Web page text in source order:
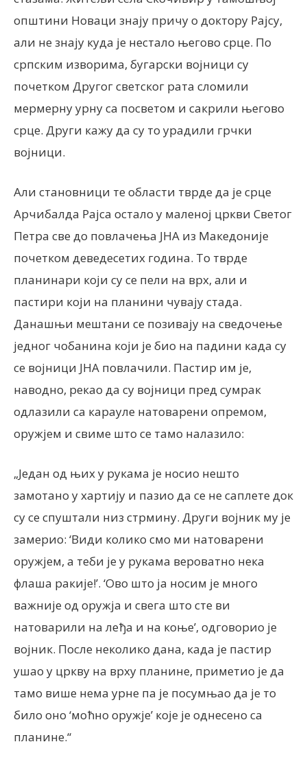
општини Новаци знају причу о доктору Рајсу,
али не знају куда је нестало његово срце. По
српским изворима, бугарски војници су
почетком Другог светског рата сломили
мермерну урну са посветом и сакрили његово
срце. Други кажу да су то урадили грчки
војници.
Али становници те области тврде да је срце
Арчибалда Рајса остало у маленој цркви Светог
Петра све до повлачења ЈНА из Македоније
почетком деведесетих година. То тврде
планинари који су се пели на врх, али и
пастири који на планини чувају стада.
Данашњи мештани се позивају на сведочење
једног чобанина који је био на падини када су
се војници ЈНА повлачили. Пастир им је,
наводно, рекао да су војници пред сумрак
одлазили са карауле натоварени опремом,
оружјем и свиме што се тамо налазило:
„Један од њих у рукама је носио нешто
замотано у хартију и пазио да се не саплете док
су се спуштали низ стрмину. Други војник му је
замерио: ‘Види колико смо ми натоварени
оружјем, а теби је у рукама вероватно нека
флаша ракије!’. ‘Ово што ја носим је много
важније од оружја и свега што сте ви
натоварили на леђа и на коње’, одговорио је
војник. После неколико дана, када је пастир
ушао у цркву на врху планине, приметио је да
тамо више нема урне па је посумњао да је то
било оно ‘моћно оружје’ које је однесено са
планине.“